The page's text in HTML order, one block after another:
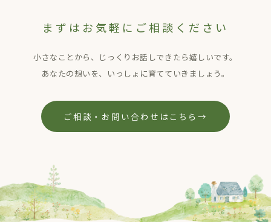
まずはお気軽にご相談ください
小さなことから、じっくりお話しできたら嬉しいです。
あなたの想いを、いっしょに育てていきましょう。
ご相談・お問い合わせはこちら→